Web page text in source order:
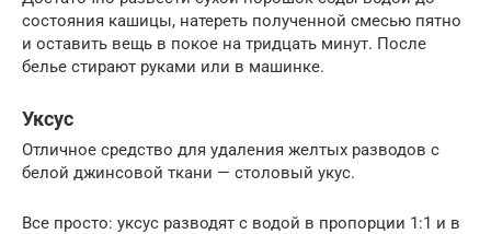
состояния кашицы, натереть полученной смесью пятно
и оставить вещь в покое на тридцать минут. После
белье стирают руками или в машинке.
Уксус
Отличное средство для удаления желтых разводов с
белой джинсовой ткани — столовый укус.
Все просто: уксус разводят с водой в пропорции 1:1 и в